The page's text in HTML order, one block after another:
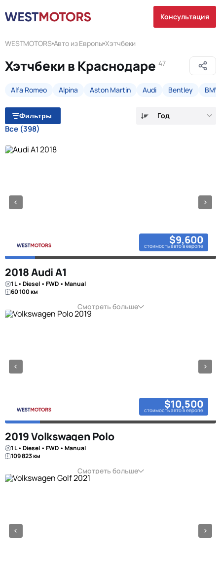
Консультация
WESTMOTORS Авто из Европы Хэтчбеки
Хэтчбеки в Краснодаре 47
Alfa Romeo Alpina Aston Martin Audi Bentley BMW
Фильтры Год
Все (398)
$9,600
стоимость авто в европе
2018 Audi A1
1 L • Diesel • FWD • Manual
60 100 км
Смотреть больше
$10,500
стоимость авто в европе
2019 Volkswagen Polo
1 L • Diesel • FWD • Manual
109 823 км
Смотреть больше